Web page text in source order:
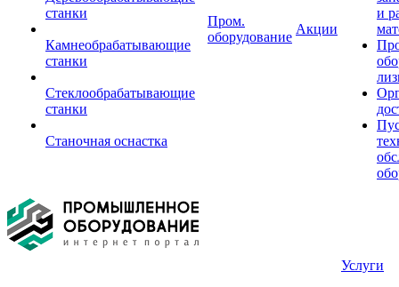
станки
Камнеобрабатывающие
станки
Стеклообрабатывающие
станки
Станочная оснастка
Пром.
оборудование
Акции
и
Услуги